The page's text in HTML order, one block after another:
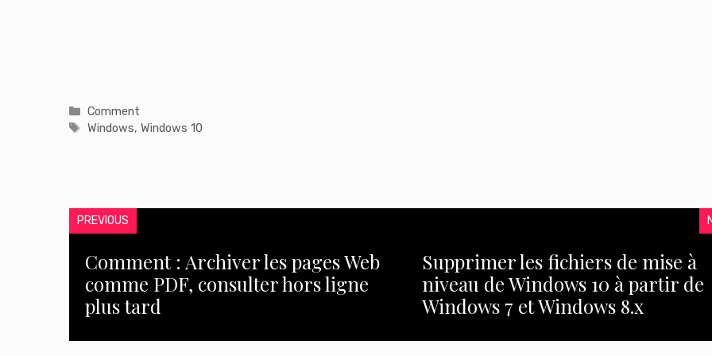
Catégories
Comment
Étiquettes
Windows,Windows 10
PREVIOUS
Comment : Archiver les pages Web
comme PDF, consulter hors ligne
plus tard
Supprimer les fichiers de mise à
niveau de Windows 10 à partir de
Windows 7 et Windows 8.x